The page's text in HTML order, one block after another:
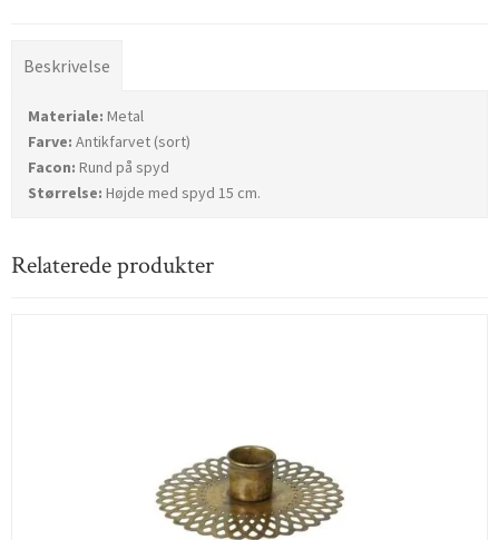
Beskrivelse
Materiale: Metal
Farve: Antikfarvet (sort)
Facon: Rund på spyd
Størrelse: Højde med spyd 15 cm.
Relaterede produkter